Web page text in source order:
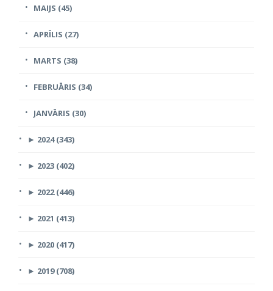
MAIJS (45)
APRĪLIS (27)
MARTS (38)
FEBRUĀRIS (34)
JANVĀRIS (30)
► 2024 (343)
► 2023 (402)
► 2022 (446)
► 2021 (413)
► 2020 (417)
► 2019 (708)